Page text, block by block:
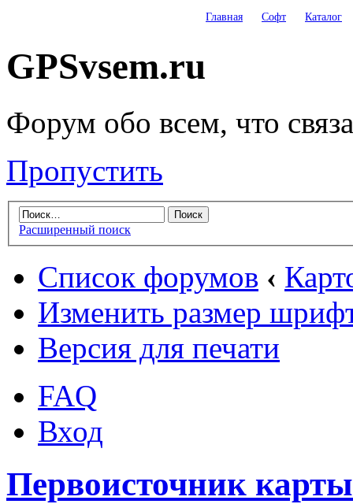
Главная Софт Каталог
GPSvsem.ru
Форум обо всем, что
Пропустить
Расширенный поиск
Список форумов ‹
Изменить размер
Версия для печати
FAQ
Вход
Первоисточник